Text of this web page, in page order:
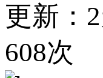
更新：
608次